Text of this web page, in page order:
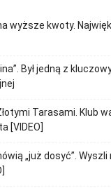
wyższe kwoty.
Był jedną z
Tarasami. Klub
[VIDEO]
„już dosyć”. Wyszli